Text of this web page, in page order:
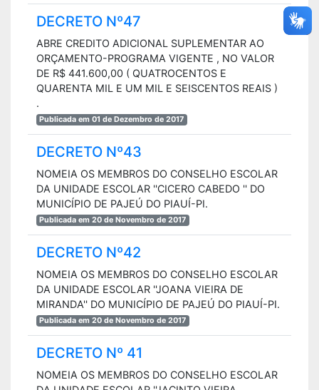
DECRETO Nº47
ABRE CREDITO ADICIONAL SUPLEMENTAR AO
ORÇAMENTO-PROGRAMA VIGENTE , NO VALOR
DE R$ 441.600,00 ( QUATROCENTOS E
QUARENTA MIL E UM MIL E SEISCENTOS REAIS )
.
Publicada em 01 de Dezembro de 2017
DECRETO Nº43
NOMEIA OS MEMBROS DO CONSELHO ESCOLAR
DA UNIDADE ESCOLAR ''CICERO CABEDO '' DO
MUNICÍPIO DE PAJEÚ DO PIAUÍ-PI.
Publicada em 20 de Novembro de 2017
DECRETO Nº42
NOMEIA OS MEMBROS DO CONSELHO ESCOLAR
DA UNIDADE ESCOLAR ''JOANA VIEIRA DE
MIRANDA'' DO MUNICÍPIO DE PAJEÚ DO PIAUÍ-PI.
Publicada em 20 de Novembro de 2017
DECRETO Nº 41
NOMEIA OS MEMBROS DO CONSELHO ESCOLAR